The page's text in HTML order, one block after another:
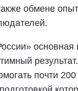
обмене
основная
почти